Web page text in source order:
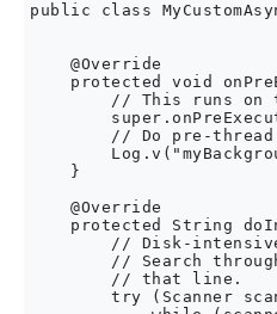
public class
    @Override
protected void
// This runs on
// Do pre-
    }
    @Override
protected String
// Disk-
// Search
        // that line.
try (Scanner